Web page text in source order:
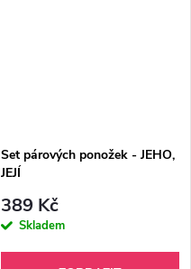
Set párových ponožek - JEHO,
JEJÍ
389 Kč
Skladem